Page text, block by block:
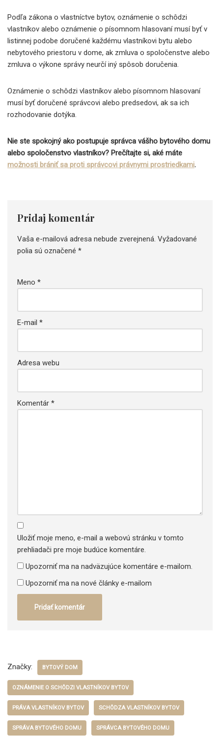
Podľa zákona o vlastníctve bytov, oznámenie o schôdzi
vlastníkov alebo oznámenie o písomnom hlasovaní musí byť v
listinnej podobe doručené každému vlastníkovi bytu alebo
nebytového priestoru v dome, ak zmluva o spoločenstve alebo
zmluva o výkone správy neurčí iný spôsob doručenia.
Oznámenie o schôdzi vlastníkov alebo písomnom hlasovaní
musí byť doručené správcovi alebo predsedovi, ak sa ich
rozhodovanie dotýka.
Nie ste spokojný ako postupuje správca vášho bytového domu
alebo spoločenstvo vlastníkov? Prečítajte si, aké máte
možnosti brániť sa proti správcovi právnymi prostriedkami.
Pridaj komentár
Vaša e-mailová adresa nebude zverejnená. Vyžadované
polia sú označené *
Meno *
E-mail *
Adresa webu
Komentár *
Uložiť moje meno, e-mail a webovú stránku v tomto
prehliadači pre moje budúce komentáre.
Upozorniť ma na nadväzujúce komentáre e-mailom.
Upozorniť ma na nové články e-mailom
Značky: BYTOVÝ DOM
OZNÁMENIE O SCHÔDZI VLASTNÍKOV BYTOV
PRÁVA VLASTNÍKOV BYTOV SCHÔDZA VLASTNÍKOV BYTOV
SPRÁVA BYTOVÉHO DOMU SPRÁVCA BYTOVÉHO DOMU